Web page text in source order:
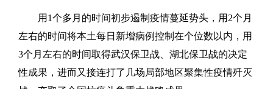
用1个多月的时间初步遏制疫情蔓延势头，用2个月
左右的时间将本土每日新增病例控制在个位数以内，用
3个月左右的时间取得武汉保卫战、湖北保卫战的决定
性成果，进而又接连打了几场局部地区聚集性疫情歼灭